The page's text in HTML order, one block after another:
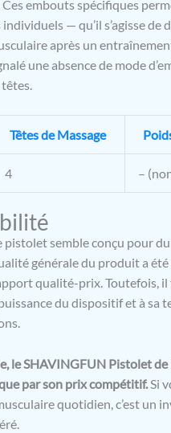
Ces embouts spécifiques
— qu’il s’agisse
après un
une absence de mode
Têtes de Massage
4 –
pistolet semble conçu pour
générale du produit a
qualité-prix. Toutefois,
du dispositif et à sa
le SHAVINGFUN Pistolet
par son prix compétitif.Si
quotidien, c’est un